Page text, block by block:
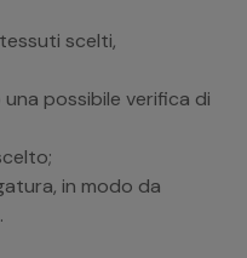
scelti,
possibile verifica di
in modo da